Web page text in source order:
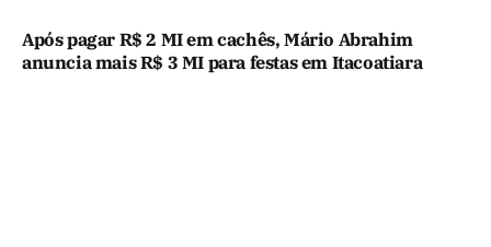
Após pagar R$ 2 MI em cachês, Mário Abrahim
anuncia mais R$ 3 MI para festas em Itacoatiara